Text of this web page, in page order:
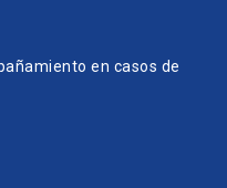
en casos de